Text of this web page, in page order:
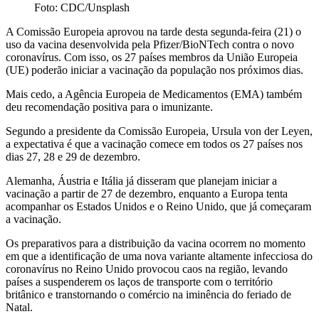
Foto: CDC/Unsplash
A Comissão Europeia aprovou na tarde desta segunda-feira (21) o
uso da vacina desenvolvida pela Pfizer/BioNTech contra o novo
coronavírus. Com isso, os 27 países membros da União Europeia
(UE) poderão iniciar a vacinação da população nos próximos dias.
Mais cedo, a Agência Europeia de Medicamentos (EMA) também
deu recomendação positiva para o imunizante.
Segundo a presidente da Comissão Europeia, Ursula von der Leyen,
a expectativa é que a vacinação comece em todos os 27 países nos
dias 27, 28 e 29 de dezembro.
Alemanha, Áustria e Itália já disseram que planejam iniciar a
vacinação a partir de 27 de dezembro, enquanto a Europa tenta
acompanhar os Estados Unidos e o Reino Unido, que já começaram
a vacinação.
Os preparativos para a distribuição da vacina ocorrem no momento
em que a identificação de uma nova variante altamente infecciosa do
coronavírus no Reino Unido provocou caos na região, levando
países a suspenderem os laços de transporte com o território
britânico e transtornando o comércio na iminência do feriado de
Natal.